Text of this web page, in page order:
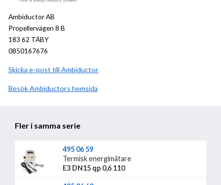
Ambiductor AB
Propellervägen 8 B
183 62 TÄBY
0850167676
Skicka e-post till Ambiductor
BesökAmbiductor hemsida
Fler i samma serie
495 06 59
Termisk energimätare
E3 DN15 qp 0,6 110